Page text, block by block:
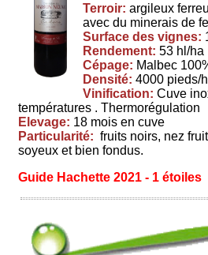
Terroir: argileux
avec du minerais de
Surface des vignes:
Rendement: 53 hl/ha
Cépage: Malbec
Densité: 4000 pieds/
Vinification: Cuve
températures . Thermorégulation
Elevage: 18 mois en cuve
Particularité: fruits noirs, nez
soyeux et bien fondus.
Guide Hachette 2021 - 1 étoiles